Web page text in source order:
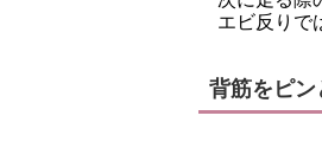
エビ反りで
背筋をピン